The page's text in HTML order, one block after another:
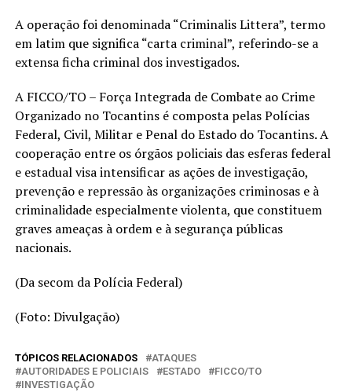
A operação foi denominada “Criminalis Littera”, termo
em latim que significa “carta criminal”, referindo-se a
extensa ficha criminal dos investigados.
A FICCO/TO – Força Integrada de Combate ao Crime
Organizado no Tocantins é composta pelas Polícias
Federal, Civil, Militar e Penal do Estado do Tocantins. A
cooperação entre os órgãos policiais das esferas federal
e estadual visa intensificar as ações de investigação,
prevenção e repressão às organizações criminosas e à
criminalidade especialmente violenta, que constituem
graves ameaças à ordem e à segurança públicas
nacionais.
(Da secom da Polícia Federal)
(Foto: Divulgação)
TÓPICOS RELACIONADOS
ATAQUES
AUTORIDADES E POLICIAIS
ESTADO
FICCO/TO
INVESTIGAÇÃO